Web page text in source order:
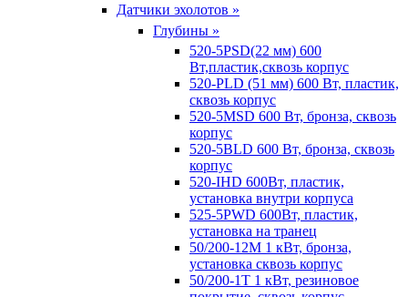
Датчики эхолотов »
Глубины »
520-5PSD(22 мм) 600
Вт,пластик,сквозь корпус
520-PLD (51 мм) 600 Вт, пластик,
сквозь корпус
520-5MSD 600 Вт, бронза, сквозь
корпус
520-5BLD 600 Вт, бронза, сквозь
корпус
520-IHD 600Вт, пластик,
установка внутри корпуса
525-5PWD 600Вт, пластик,
установка на транец
50/200-12M 1 кВт, бронза,
установка сквозь корпус
50/200-1T 1 кВт, резиновое